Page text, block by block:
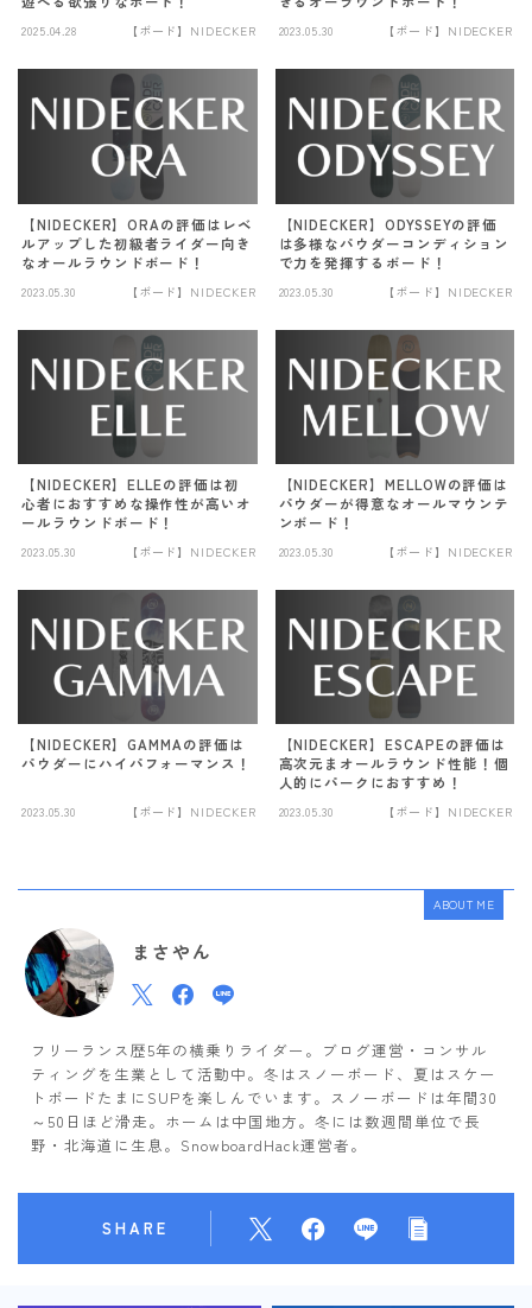
Follow Me
2025.04.28 【ボード】NIDECKER 2023.05.30 【ボード】NIDECKER
【NIDECKER】ORAの評価はレベ
ルアップした初級者ライダー向き
なオールラウンドボード！
2023.05.30 【ボード】NIDECKER
【NIDECKER】ODYSSEYの評価
は多様なパウダーコンディション
で力を発揮するボード！
2023.05.30 【ボード】NIDECKER
【NIDECKER】ELLEの評価は初
心者におすすめな操作性が高いオ
ールラウンドボード！
2023.05.30 【ボード】NIDECKER
【NIDECKER】MELLOWの評価は
パウダーが得意なオールマウンテ
ンボード！
2023.05.30 【ボード】NIDECKER
【NIDECKER】GAMMAの評価は
パウダーにハイパフォーマンス！
2023.05.30 【ボード】NIDECKER
【NIDECKER】ESCAPEの評価は
高次元まオールラウンド性能！個
人的にパークにおすすめ！
2023.05.30 【ボード】NIDECKER
ABOUT ME
まさやん
フリーランス歴5年の横乗りライダー。ブログ運営・コンサル
ティングを生業として活動中。冬はスノーボード、夏はスケー
トボードたまにSUPを楽しんでいます。スノーボードは年間30
～50日ほど滑走。ホームは中国地方。冬には数週間単位で長
野・北海道に生息。SnowboardHack運営者。
SHARE